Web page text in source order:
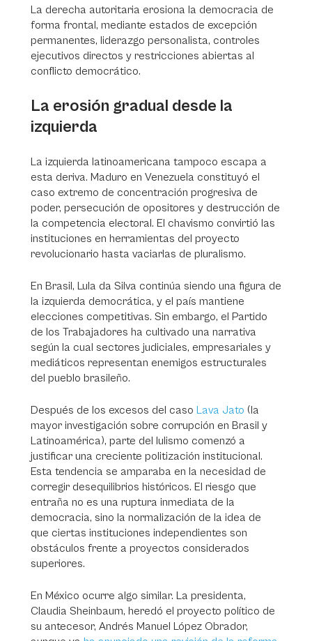
La derecha autoritaria erosiona la democracia de
forma frontal, mediante estados de excepción
permanentes, liderazgo personalista, controles
ejecutivos directos y restricciones abiertas al
conflicto democrático.
La erosión gradual desde la
izquierda
La izquierda latinoamericana tampoco escapa a
esta deriva. Maduro en Venezuela constituyó el
caso extremo de concentración progresiva de
poder, persecución de opositores y destrucción de
la competencia electoral. El chavismo convirtió las
instituciones en herramientas del proyecto
revolucionario hasta vaciarlas de pluralismo.
En Brasil, Lula da Silva continúa siendo una figura de
la izquierda democrática, y el país mantiene
elecciones competitivas. Sin embargo, el Partido
de los Trabajadores ha cultivado una narrativa
según la cual sectores judiciales, empresariales y
mediáticos representan enemigos estructurales
del pueblo brasileño.
Después de los excesos del caso Lava Jato (la
mayor investigación sobre corrupción en Brasil y
Latinoamérica), parte del lulismo comenzó a
justificar una creciente politización institucional.
Esta tendencia se amparaba en la necesidad de
corregir desequilibrios históricos. El riesgo que
entraña no es una ruptura inmediata de la
democracia, sino la normalización de la idea de
que ciertas instituciones independientes son
obstáculos frente a proyectos considerados
superiores.
En México ocurre algo similar. La presidenta,
Claudia Sheinbaum, heredó el proyecto político de
su antecesor, Andrés Manuel López Obrador,